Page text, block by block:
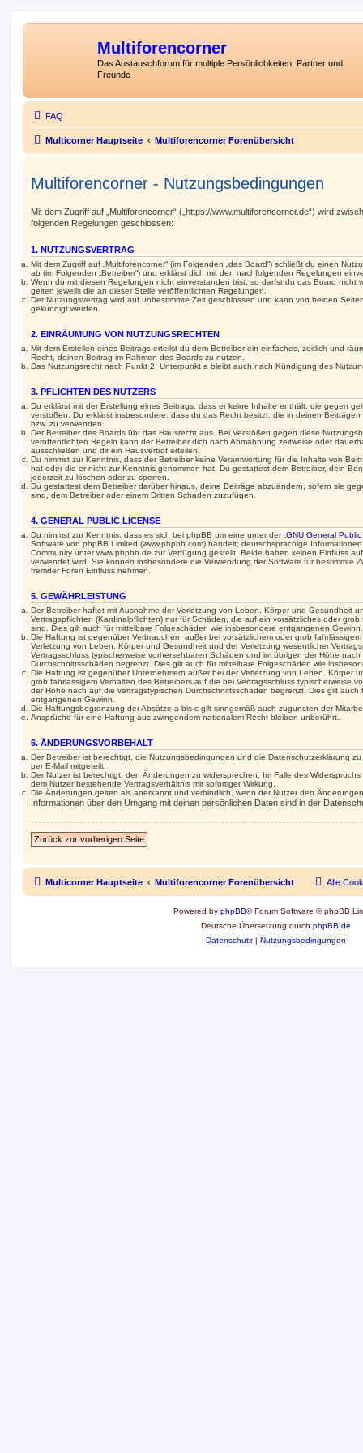
Multiforencorner
Das Austauschforum für multiple Persönlichkeiten, Partner und
Freunde
FAQ
Multicorner Hauptseite Multiforencorner Forenübersicht
Multiforencorner - Nutzungsbedingungen
Mit dem Zugriff auf „Multiforencorner“ („https://www.multiforencorner.de“) wird
folgenden Regelungen geschlossen:
1. NUTZUNGSVERTRAG
Mit dem Zugriff auf „Multiforencorner“ (im Folgenden „das Board“) schließt du einen
ab (im Folgenden „Betreiber“) und erklärst dich mit den nachfolgenden Regelungen
Wenn du mit diesen Regelungen nicht einverstanden bist, so darfst du das Board nicht
gelten jeweils die an dieser Stelle veröffentlichten Regelungen.
Der Nutzungsvertrag wird auf unbestimmte Zeit geschlossen und kann von beiden
gekündigt werden.
2. EINRÄUMUNG VON NUTZUNGSRECHTEN
Mit dem Erstellen eines Beitrags erteilst du dem Betreiber ein einfaches, zeitlich und
Recht, deinen Beitrag im Rahmen des Boards zu nutzen.
Das Nutzungsrecht nach Punkt 2, Unterpunkt a bleibt auch nach Kündigung des
3. PFLICHTEN DES NUTZERS
Du erklärst mit der Erstellung eines Beitrags, dass er keine Inhalte enthält, die gegen
verstoßen. Du erklärst insbesondere, dass du das Recht besitzt, die in deinen
bzw. zu verwenden.
Der Betreiber des Boards übt das Hausrecht aus. Bei Verstößen gegen diese
veröffentlichten Regeln kann der Betreiber dich nach Abmahnung zeitweise oder
ausschließen und dir ein Hausverbot erteilen.
Du nimmst zur Kenntnis, dass der Betreiber keine Verantwortung für die Inhalte von
hat oder die er nicht zur Kenntnis genommen hat. Du gestattest dem Betreiber, dein
jederzeit zu löschen oder zu sperren.
Du gestattest dem Betreiber darüber hinaus, deine Beiträge abzuändern, sofern sie
sind, dem Betreiber oder einem Dritten Schaden zuzufügen.
4. GENERAL PUBLIC LICENSE
Du nimmst zur Kenntnis, dass es sich bei phpBB um eine unter der „ GNU General
Software von phpBB Limited (www.phpbb.com) handelt; deutschsprachige
Community unter www.phpbb.de zur Verfügung gestellt. Beide haben keinen Einfluss
verwendet wird. Sie können insbesondere die Verwendung der Software für bestimmte
fremder Foren Einfluss nehmen.
5. GEWÄHRLEISTUNG
Der Betreiber haftet mit Ausnahme der Verletzung von Leben, Körper und Gesundheit
Vertragspflichten (Kardinalpflichten) nur für Schäden, die auf ein vorsätzliches oder
sind. Dies gilt auch für mittelbare Folgeschäden wie insbesondere entgangenen Gewinn.
Die Haftung ist gegenüber Verbrauchern außer bei vorsätzlichem oder grob
Verletzung von Leben, Körper und Gesundheit und der Verletzung wesentlicher
Vertragsschluss typischerweise vorhersehbaren Schäden und im übrigen der Höhe
Durchschnittsschäden begrenzt. Dies gilt auch für mittelbare Folgeschäden wie
Die Haftung ist gegenüber Unternehmern außer bei der Verletzung von Leben, Körper
grob fahrlässigem Verhalten des Betreibers auf die bei Vertragsschluss typischerweise
der Höhe nach auf die vertragstypischen Durchschnittsschäden begrenzt. Dies gilt
entgangenen Gewinn.
Die Haftungsbegrenzung der Absätze a bis c gilt sinngemäß auch zugunsten der
Ansprüche für eine Haftung aus zwingendem nationalem Recht bleiben unberührt.
6. ÄNDERUNGSVORBEHALT
Der Betreiber ist berechtigt, die Nutzungsbedingungen und die Datenschutzerklärung
per E-Mail mitgeteilt.
Der Nutzer ist berechtigt, den Änderungen zu widersprechen. Im Falle des
dem Nutzer bestehende Vertragsverhältnis mit sofortiger Wirkung.
Die Änderungen gelten als anerkannt und verbindlich, wenn der Nutzer den
Informationen über den Umgang mit deinen persönlichen Daten sind in der
Zurück zur vorherigen Seite
Multicorner Hauptseite Multiforencorner Forenübersicht Alle
Powered by phpBB® Forum Software © phpBB
Deutsche Übersetzung durch phpBB.de
Datenschutz | Nutzungsbedingungen